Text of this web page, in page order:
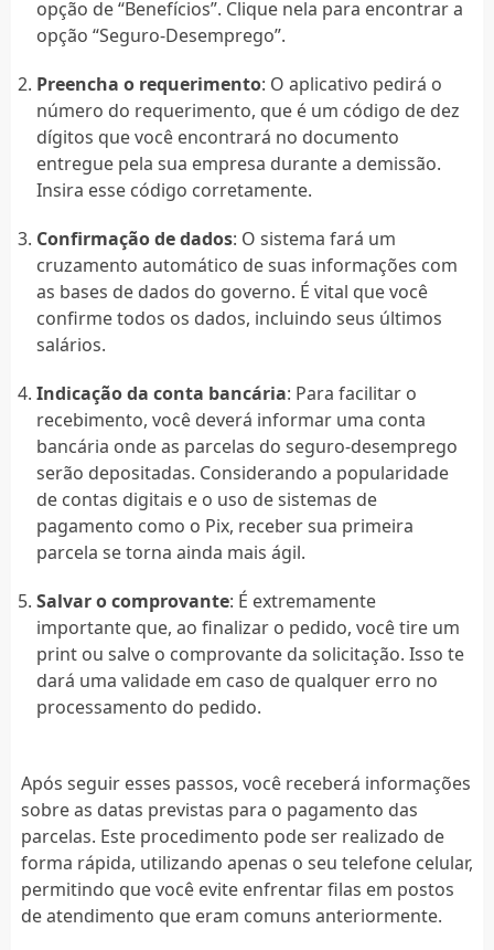
opção de “Benefícios”. Clique nela para encontrar a
opção “Seguro-Desemprego”.
Preencha o requerimento: O aplicativo pedirá o
número do requerimento, que é um código de dez
dígitos que você encontrará no documento
entregue pela sua empresa durante a demissão.
Insira esse código corretamente.
Confirmação de dados: O sistema fará um
cruzamento automático de suas informações com
as bases de dados do governo. É vital que você
confirme todos os dados, incluindo seus últimos
salários.
Indicação da conta bancária: Para facilitar o
recebimento, você deverá informar uma conta
bancária onde as parcelas do seguro-desemprego
serão depositadas. Considerando a popularidade
de contas digitais e o uso de sistemas de
pagamento como o Pix, receber sua primeira
parcela se torna ainda mais ágil.
Salvar o comprovante: É extremamente
importante que, ao finalizar o pedido, você tire um
print ou salve o comprovante da solicitação. Isso te
dará uma validade em caso de qualquer erro no
processamento do pedido.
Após seguir esses passos, você receberá informações
sobre as datas previstas para o pagamento das
parcelas. Este procedimento pode ser realizado de
forma rápida, utilizando apenas o seu telefone celular,
permitindo que você evite enfrentar filas em postos
de atendimento que eram comuns anteriormente.